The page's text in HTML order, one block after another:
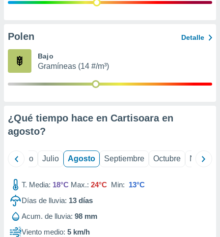
publicidad
de
Polen Detalle
Bajo
Gramíneas (14 #/m³)
¿Qué tiempo hace en Cartisoara en
agosto?
Junio Julio Agosto Septiembre Octubre
T. Media: 18°C Max.: 24°C Min: 13°C
Días de lluvia: 13 días
Acum. de lluvia: 98 mm
Viento medio: 5 km/h